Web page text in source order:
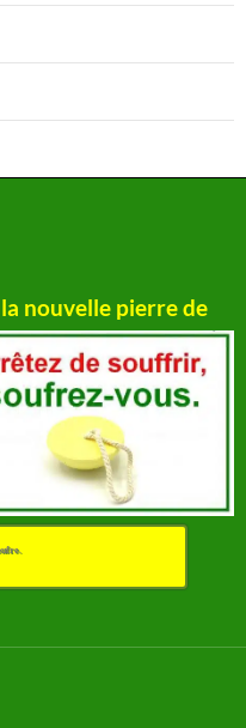
nouvelle pierre de